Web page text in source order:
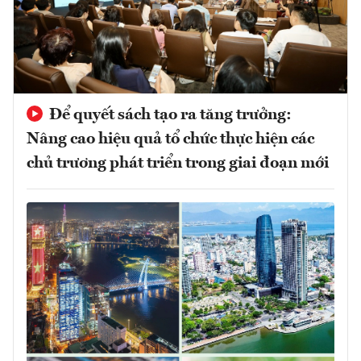
Để quyết sách tạo ra tăng trưởng:
Nâng cao hiệu quả tổ chức thực hiện các
chủ trương phát triển trong giai đoạn mới